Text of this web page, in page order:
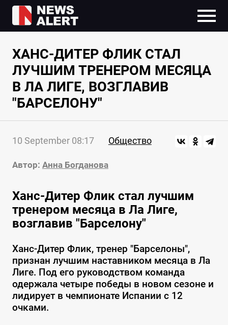
ХАНС-ДИТЕР ФЛИК СТАЛ
ЛУЧШИМ ТРЕНЕРОМ МЕСЯЦА
В ЛА ЛИГЕ, ВОЗГЛАВИВ
"БАРСЕЛОНУ"
10 September 08:17 Общество
Автор: Анна Богданова
Ханс-Дитер Флик стал лучшим
тренером месяца в Ла Лиге,
возглавив "Барселону"
Ханс-Дитер Флик, тренер "Барселоны",
признан лучшим наставником месяца в Ла
Лиге. Под его руководством команда
одержала четыре победы в новом сезоне и
лидирует в чемпионате Испании с 12
очками.